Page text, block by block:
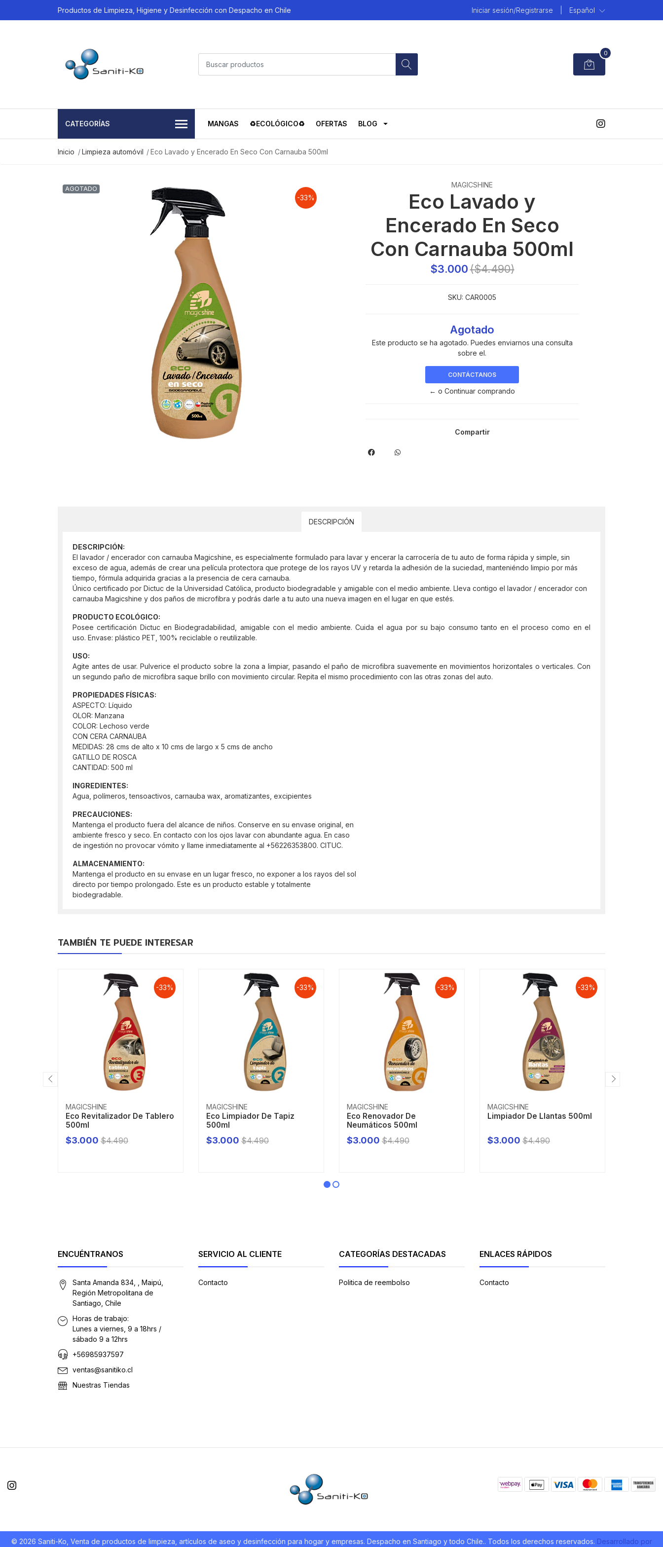
Productos de Limpieza, Higiene y Desinfección con Despacho en Chile Iniciar sesión/Registrarse Español
0
CATEGORÍAS MANGAS ♻️ECOLÓGICO♻️ OFERTAS BLOG
Inicio Limpieza automóvil Eco Lavado y Encerado En Seco Con Carnauba 500ml
AGOTADO
-33%
MAGICSHINE
Eco Lavado y
Encerado En Seco
Con Carnauba 500ml
$3.000($4.490)
SKU: CAR0005
Agotado
Este producto se ha agotado. Puedes enviarnos una consulta
sobre el.
CONTÁCTANOS
← o Continuar comprando
Compartir
DESCRIPCIÓN
DESCRIPCIÓN:
El lavador / encerador con carnauba Magicshine, es especialmente formulado para lavar y encerar la carrocería de tu auto de forma rápida y simple, sin
exceso de agua, además de crear una película protectora que protege de los rayos UV y retarda la adhesión de la suciedad, manteniéndo limpio por más
tiempo, fórmula adquirida gracias a la presencia de cera carnauba.
Único certificado por Dictuc de la Universidad Católica, producto biodegradable y amigable con el medio ambiente. Lleva contigo el lavador / encerador con
carnauba Magicshine y dos paños de microfibra y podrás darle a tu auto una nueva imagen en el lugar en que estés.
PRODUCTO ECOLÓGICO:
Posee certificación Dictuc en Biodegradabilidad, amigable con el medio ambiente. Cuida el agua por su bajo consumo tanto en el proceso como en el
uso. Envase: plástico PET, 100% reciclable o reutilizable.
USO:
Agite antes de usar. Pulverice el producto sobre la zona a limpiar, pasando el paño de microfibra suavemente en movimientos horizontales o verticales. Con
un segundo paño de microfibra saque brillo con movimiento circular. Repita el mismo procedimiento con las otras zonas del auto.
PROPIEDADES FÍSICAS:
ASPECTO: Líquido
OLOR: Manzana
COLOR: Lechoso verde
CON CERA CARNAUBA
MEDIDAS: 28 cms de alto x 10 cms de largo x 5 cms de ancho
GATILLO DE ROSCA
CANTIDAD: 500 ml
INGREDIENTES:
Agua, polímeros, tensoactivos, carnauba wax, aromatizantes, excipientes
PRECAUCIONES:
Mantenga el producto fuera del alcance de niños. Conserve en su envase original, en
ambiente fresco y seco. En contacto con los ojos lavar con abundante agua. En caso
de ingestión no provocar vómito y llame inmediatamente al +56226353800. CITUC.
ALMACENAMIENTO:
Mantenga el producto en su envase en un lugar fresco, no exponer a los rayos del sol
directo por tiempo prolongado. Este es un producto estable y totalmente
biodegradable.
TAMBIÉN TE PUEDE INTERESAR
-33%
MAGICSHINE
Eco Revitalizador De Tablero
500ml
+
-
$3.000 $4.490
-33%
MAGICSHINE
Eco Limpiador De Tapiz
500ml
+
-
$3.000 $4.490
-33%
MAGICSHINE
Eco Renovador De
Neumáticos 500ml
+
-
$3.000 $4.490
-33%
MAGICSHINE
Limpiador De Llantas 500ml
+
-
$3.000 $4.490
ENCUÉNTRANOS
Santa Amanda 834, , Maipú,
Región Metropolitana de
Santiago, Chile
Horas de trabajo:
Lunes a viernes, 9 a 18hrs /
sábado 9 a 12hrs
+56985937597
ventas@sanitiko.cl
Nuestras Tiendas
SERVICIO AL CLIENTE
Contacto
CATEGORÍAS DESTACADAS
Politica de reembolso
ENLACES RÁPIDOS
Contacto
© 2026 Saniti-Ko, Venta de productos de limpieza, artículos de aseo y desinfección para hogar y empresas. Despacho en Santiago y todo Chile.. Todos los derechos reservados. Desarrollado por